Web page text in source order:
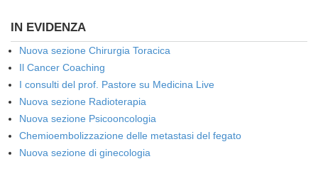
IN EVIDENZA
Nuova sezione Chirurgia Toracica
Il Cancer Coaching
I consulti del prof. Pastore su Medicina Live
Nuova sezione Radioterapia
Nuova sezione Psicooncologia
Chemioembolizzazione delle metastasi del fegato
Nuova sezione di ginecologia